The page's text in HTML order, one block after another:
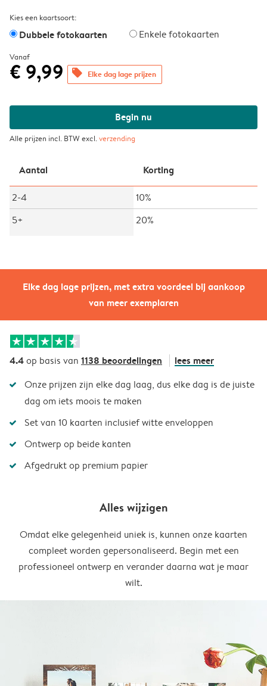
Elke dag lage prijzen, met extra voordeel bij aankoop
van meer exemplaren
Kies een kaartsoort:
Dubbele fotokaarten Enkele fotokaarten
Vanaf
€ 9,99 offers Elke dag lage prijzen
Begin nu
Alle prijzen incl. BTW excl.verzending
Aantal Korting
2-4
10%
5+
20%
4.4op basis van 1138 beoordelingen lees meer
Onze prijzen zijn elke dag laag, dus elke dag is de juiste
dag om iets moois te maken
Set van 10 kaarten inclusief witte enveloppen
Ontwerp op beide kanten
Afgedrukt op premium papier
Alles wijzigen
Omdat elke gelegenheid uniek is, kunnen onze kaarten
compleet worden gepersonaliseerd. Begin met een
professioneel ontwerp en verander daarna wat je maar
wilt.